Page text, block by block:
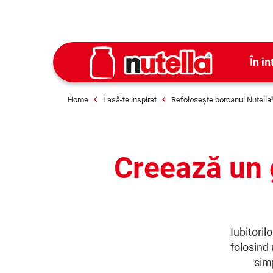
În
Home Lasă-te inspirat Refolosește borcanul Nutella
Creează
folosind